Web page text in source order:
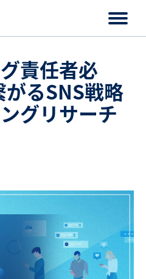
責任者必
がるSNS戦略
グリサーチ